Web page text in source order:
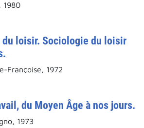
1980
du loisir. Sociologie du loisir
Françoise, 1972
du Moyen Âge à nos jours.
1973